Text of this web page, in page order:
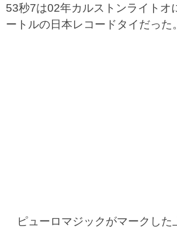
53秒7は02年カルストンライトオ
ートルの日本レコードタイだった。
ピューロマジックがマークした